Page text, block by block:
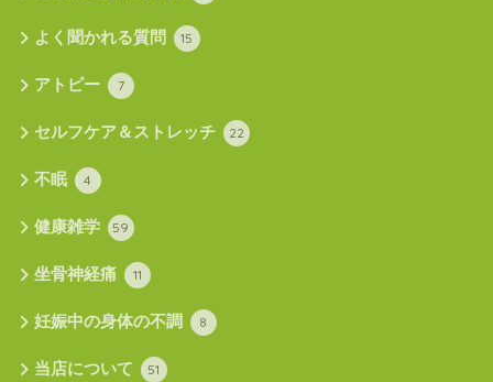
よく聞かれる質問 15
アトピー 7
セルフケア＆ストレッチ 22
不眠 4
健康雑学 59
坐骨神経痛 11
妊娠中の身体の不調 8
当店について 51